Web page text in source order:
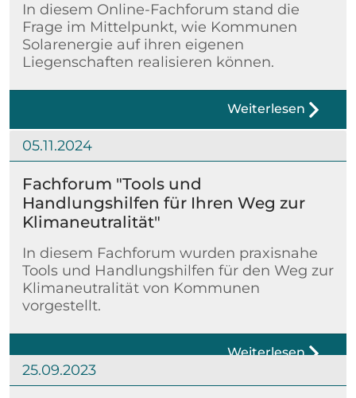
In diesem Online-Fachforum stand die
Frage im Mittelpunkt, wie Kommunen
Solarenergie auf ihren eigenen
Liegenschaften realisieren können.
Weiterlesen
05.11.2024
Fachforum "Tools und
Handlungshilfen für Ihren Weg zur
Klimaneutralität"
In diesem Fachforum wurden praxisnahe
Tools und Handlungshilfen für den Weg zur
Klimaneutralität von Kommunen
vorgestellt.
Weiterlesen
25.09.2023